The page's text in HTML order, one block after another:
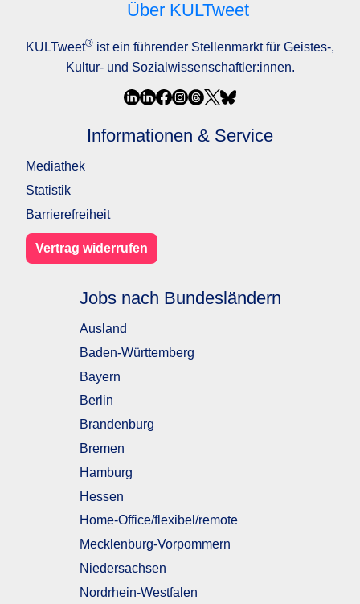
Über KULTweet
KULTweet® ist ein führender Stellenmarkt für Geistes-,
Kultur- und Sozialwissenschaftler:innen.
Informationen & Service
Mediathek
Statistik
Barrierefreiheit
Vertrag widerrufen
Jobs nach Bundesländern
Ausland
Baden-Württemberg
Bayern
Berlin
Brandenburg
Bremen
Hamburg
Hessen
Home-Office/flexibel/remote
Mecklenburg-Vorpommern
Niedersachsen
Nordrhein-Westfalen